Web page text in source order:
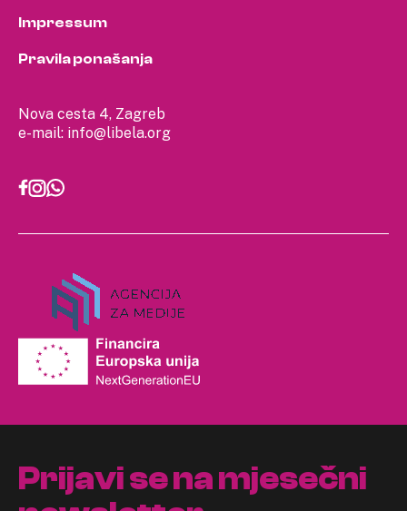
Nova cesta 4, Zagreb
e-mail: info@libela.org
Impressum
Pravila ponašanja
Prijavi se na mjesečni